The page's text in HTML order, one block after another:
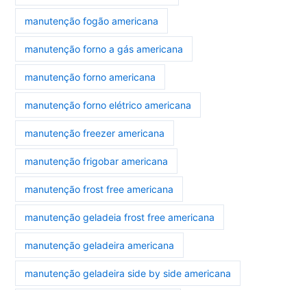
manutenção fogão americana
manutenção forno a gás americana
manutenção forno americana
manutenção forno elétrico americana
manutenção freezer americana
manutenção frigobar americana
manutenção frost free americana
manutenção geladeia frost free americana
manutenção geladeira americana
manutenção geladeira side by side americana